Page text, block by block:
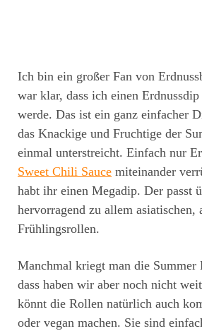
Ich bin ein großer Fan von
war klar, dass ich einen Erdnussdip
werde. Das ist ein ganz einfacher
das Knackige und Fruchtige der
einmal unterstreicht. Einfach nur
Sweet Chili Sauce miteinander
habt ihr einen Megadip. Der passt
hervorragend zu allem asiatischen,
Frühlingsrollen.
Manchmal kriegt man die
dass haben wir aber noch nicht
könnt die Rollen natürlich auch
oder vegan machen. Sie sind